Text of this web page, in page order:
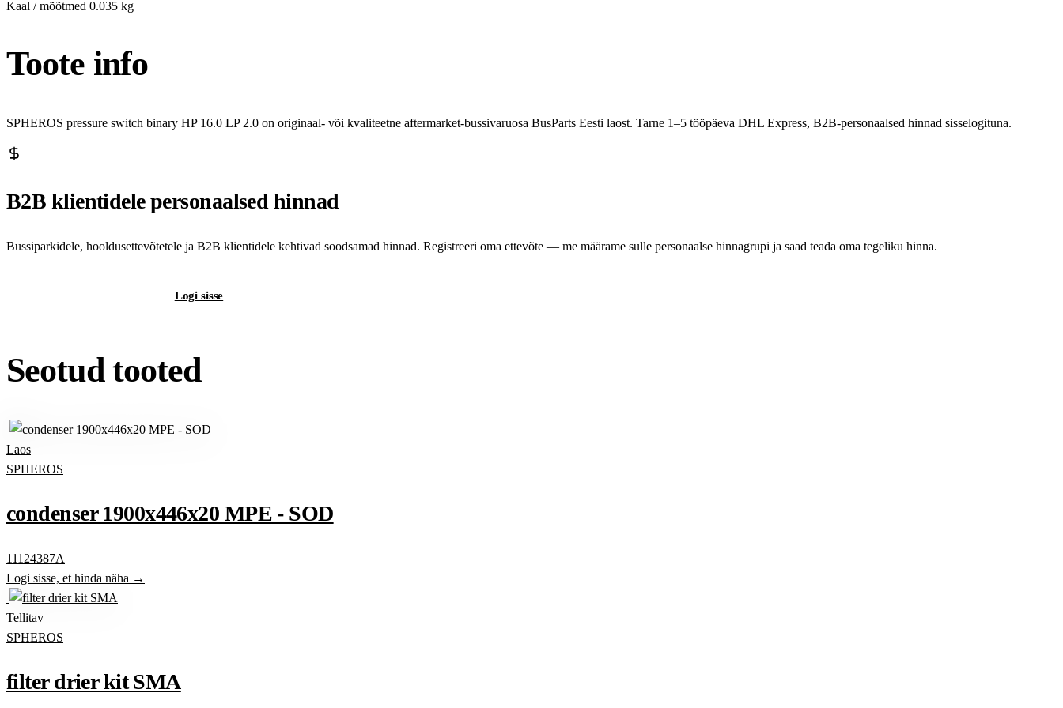
Kaal / mõõtmed 0.035 kg
Toote info
SPHEROS pressure switch binary HP 16.0 LP 2.0 on originaal- või kvaliteetne aftermarket-bussivaruosa BusParts Eesti laost. Tarne 1–5 tööpäeva DHL Express, B2B-personaalsed hinnad sisselogituna.
B2B klientidele personaalsed hinnad
Bussiparkidele, hooldusettevõtetele ja B2B klientidele kehtivad soodsamad hinnad. Registreeri oma ettevõte — me määrame sulle personaalse hinnagrupi ja saad teada oma tegeliku hinna.
Logi sisse
Seotud tooted
Laos
SPHEROS
condenser 1900x446x20 MPE - SOD
11124387A
Logi sisse, et hinda näha →
Tellitav
SPHEROS
filter drier kit SMA